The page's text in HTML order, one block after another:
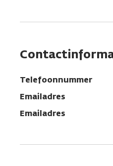
Telefoonnummer
Emailadres
Emailadres